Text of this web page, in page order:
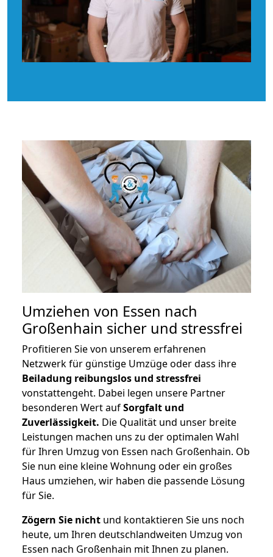
Umziehen von Essen nach
Großenhain sicher und stressfrei
Profitieren Sie von unserem erfahrenen
Netzwerk für günstige Umzüge oder dass ihre
Beiladung reibungslos und stressfrei
vonstattengeht. Dabei legen unsere Partner
besonderen Wert aufSorgfalt und
Zuverlässigkeit. Die Qualität und unser breite
Leistungen machen uns zu der optimalen Wahl
für Ihren Umzug von Essen nach Großenhain. Ob
Sie nun eine kleine Wohnung oder ein großes
Haus umziehen, wir haben die passende Lösung
für Sie.
Zögern Sie nicht und kontaktieren Sie uns noch
heute, um Ihren deutschlandweiten Umzug von
Essen nach Großenhain mit Ihnen zu planen.